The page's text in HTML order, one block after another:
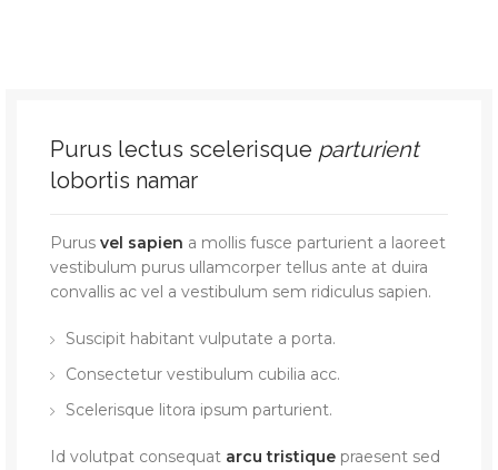
Purus lectus scelerisque parturient
lobortis namar
Purus vel sapien a mollis fusce parturient a laoreet
vestibulum purus ullamcorper tellus ante at duira
convallis ac vel a vestibulum sem ridiculus sapien.
Suscipit habitant vulputate a porta.
Consectetur vestibulum cubilia acc.
Scelerisque litora ipsum parturient.
Id volutpat consequat arcu tristique praesent sed